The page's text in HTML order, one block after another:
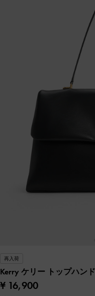
再入荷
Kerry ケリー トップハン
¥ 16,900